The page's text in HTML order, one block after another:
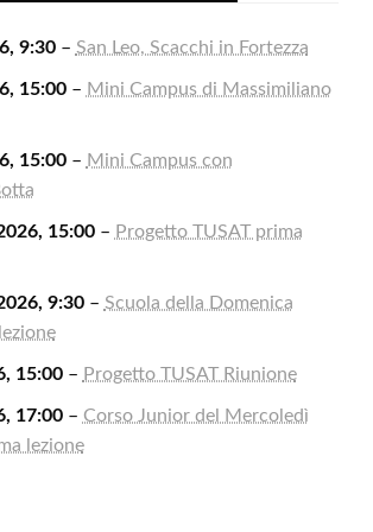
9:30– San Leo, Scacchi in Fortezza
15:00– Mini Campus di Massimiliano
15:00– Mini Campus con
15:00– Progetto TUSAT prima
9:30– Scuola della Domenica
15:00– Progetto TUSAT Riunione
17:00– Corso Junior del Mercoledì
lezione